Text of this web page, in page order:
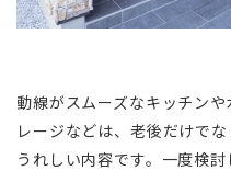
動線がスムーズなキッチン
レージなどは、老後だけで
うれしい内容です。一度検